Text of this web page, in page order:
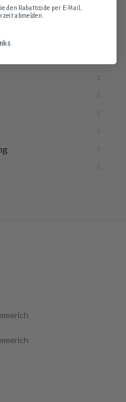
den Rabattcode per E-Mail.
abmelden.